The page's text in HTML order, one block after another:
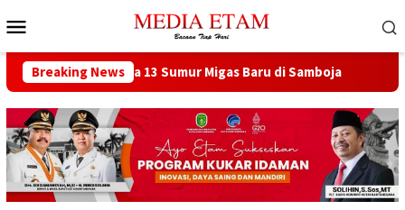
ke
Mobile
Breaking News
Buka 13 Sumur Migas Baru di Samboja